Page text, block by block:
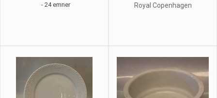
- 24 emner
Royal Copenhagen